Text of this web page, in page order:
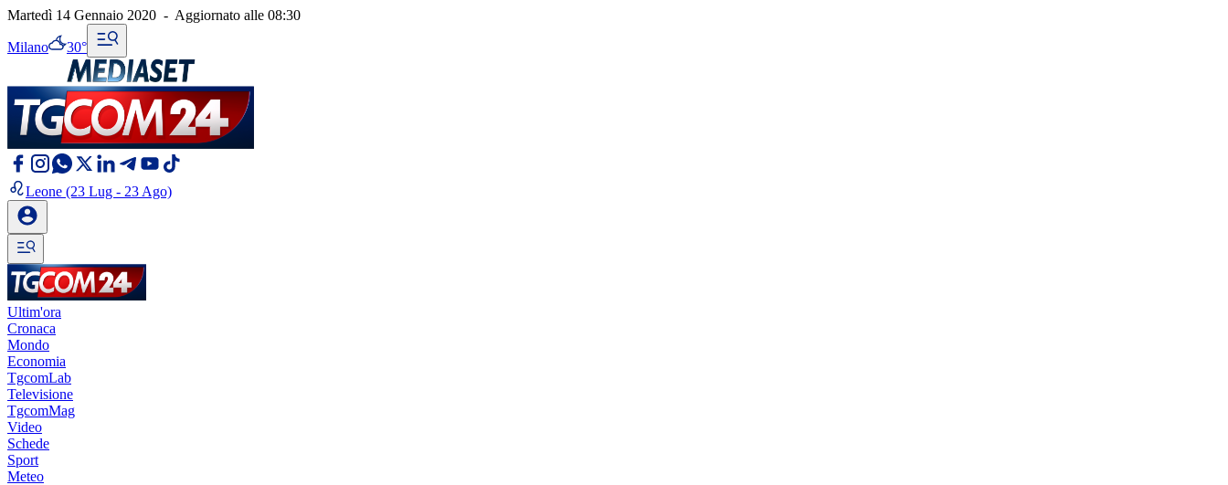
Martedì 14 Gennaio 2020 - Aggiornato alle 08:30
Milano 30°
Leone (23 Lug - 23 Ago)
Ultim'ora
Cronaca
Mondo
Economia
TgcomLab
Televisione
TgcomMag
Video
Schede
Sport
Meteo